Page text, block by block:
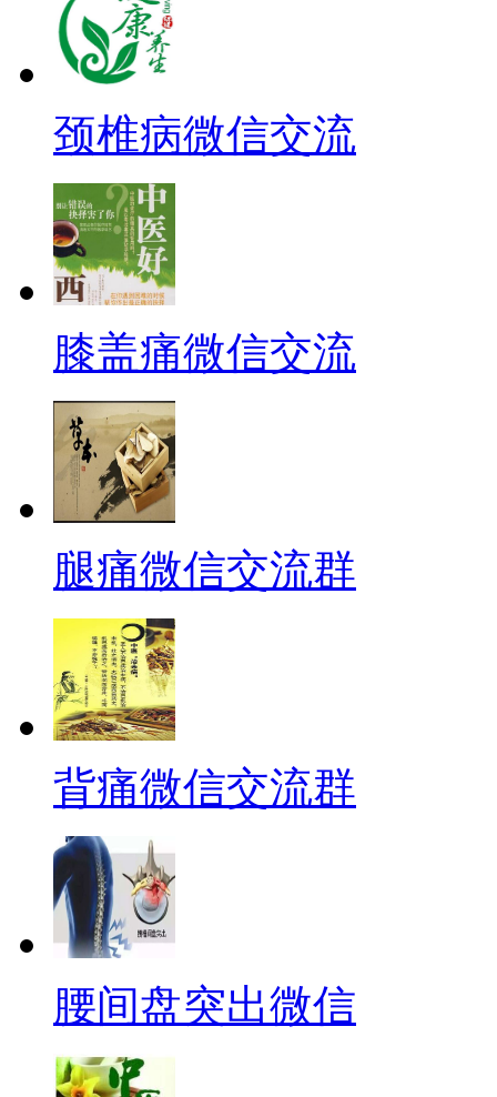
颈椎病微信交流
膝盖痛微信交流
腿痛微信交流群
背痛微信交流群
腰间盘突出微信